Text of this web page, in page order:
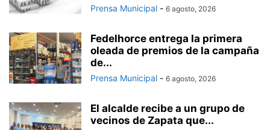
Prensa Municipal - 6 agosto, 2026
Fedelhorce entrega la primera
oleada de premios de la campaña
de...
Prensa Municipal - 6 agosto, 2026
El alcalde recibe a un grupo de
vecinos de Zapata que...